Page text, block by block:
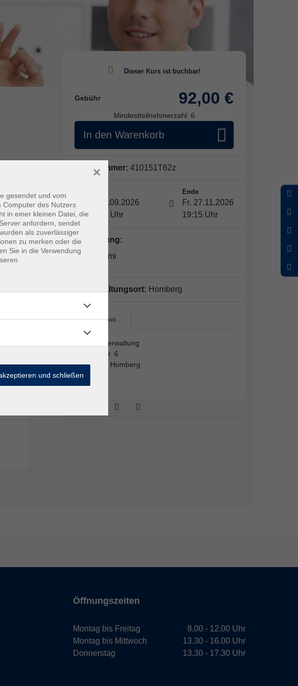
Gebühr 92,00 €
Mindestteilnehmerzahl: 6
In den Warenkorb
Kursnummer: 410151T62z
Fr. 11.09.2026
17:45 Uhr
Ende
Fr. 27.11.2026
19:15 Uhr
Kursleitung:
Akiko Izumi
Veranstaltungsort: Homberg
Kreisverwa…
Kreisverwaltung
Parkstr. 6
34576 Homberg
Öffnungszeiten
Montag bis Freitag
Montag bis Mittwoch
Donnerstag
8.00 - 12.00 Uhr
13.30 - 16.00 Uhr
13.30 - 17.30 Uhr
gesendet und vom
Computer des Nutzers
in einer kleinen Datei, die
anfordern, sendet
als zuverlässiger
zu merken oder die
Sie in die Verwendung
×
und schließen